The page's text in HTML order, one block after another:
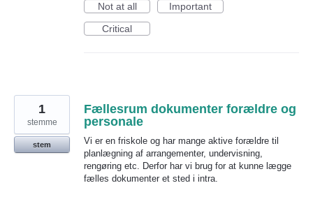
Not at all
Important
Critical
Fællesrum dokumenter forældre og
personale
Vi er en friskole og har mange aktive forældre til
planlægning af arrangementer, undervisning,
rengøring etc. Derfor har vi brug for at kunne lægge
fælles dokumenter et sted i intra.
1
stemme
stem